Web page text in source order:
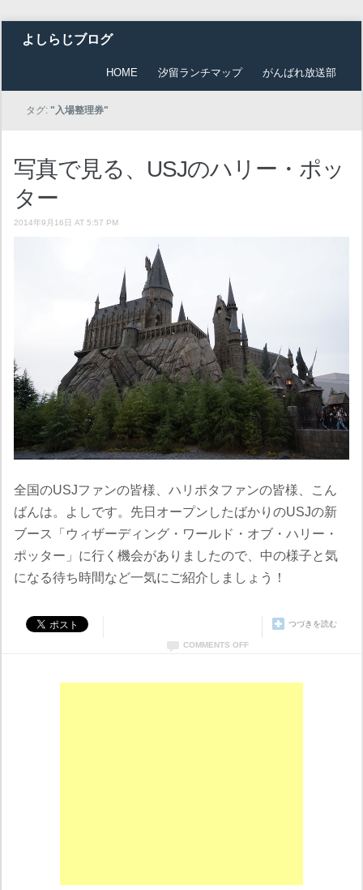
よしらじブログ
HOME 汐留ランチマップ がんばれ放送部
タグ: "入場整理券"
写真で見る、USJのハリー・ポッ
ター
2014年9月16日 AT 5:57 PM
全国のUSJファンの皆様、ハリポタファンの皆様、こん
ばんは。よしです。先日オープンしたばかりのUSJの新
ブース「ウィザーディング・ワールド・オブ・ハリー・
ポッター」に行く機会がありましたので、中の様子と気
になる待ち時間など一気にご紹介しましょう！
つづきを読む
COMMENTS OFF